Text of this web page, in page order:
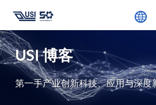
USI 博客
第一手产业创新科技、应用与深度